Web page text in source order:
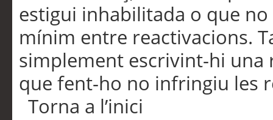
estigui inhabilitada o que
mínim entre reactivacions.
simplement escrivint-hi una
que fent-ho no infringiu les
Torna a l’inici